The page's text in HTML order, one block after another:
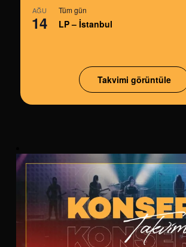
AĞU
14
Tüm gün
LP – İstanbul
Takvimi görüntüle